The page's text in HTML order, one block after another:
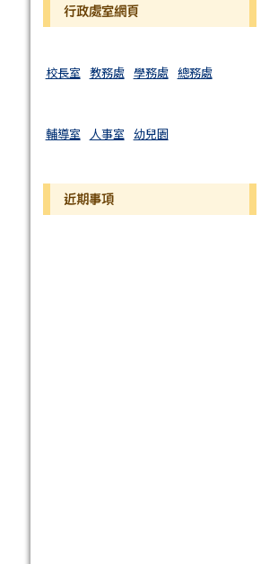
行政處室網頁
校長室 教務處 學務處 總務處
輔導室 人事室 幼兒園
近期事項